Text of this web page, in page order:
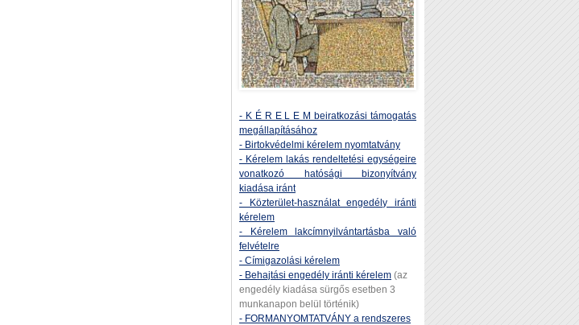
- K É R E L E M beiratkozási támogatás
megállapításához
- Birtokvédelmi kérelem nyomtatvány
- Kérelem lakás rendeltetési egységeire
vonatkozó hatósági bizonyítvány
kiadása iránt
- Közterület-használat engedély iránti
kérelem
- Kérelem lakcímnyilvántartásba való
felvételre
- Címigazolási kérelem
- Behajtási engedély iránti kérelem (az
engedély kiadása sürgős esetben 3
munkanapon belül történik)
- FORMANYOMTATVÁNY a rendszeres